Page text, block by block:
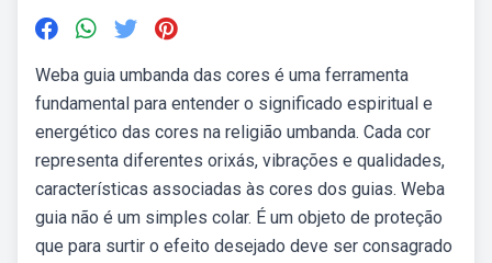
Weba guia umbanda das cores é uma ferramenta
fundamental para entender o significado espiritual e
energético das cores na religião umbanda. Cada cor
representa diferentes orixás, vibrações e qualidades,
características associadas às cores dos guias. Weba
guia não é um simples colar. É um objeto de proteção
que para surtir o efeito desejado deve ser consagrado